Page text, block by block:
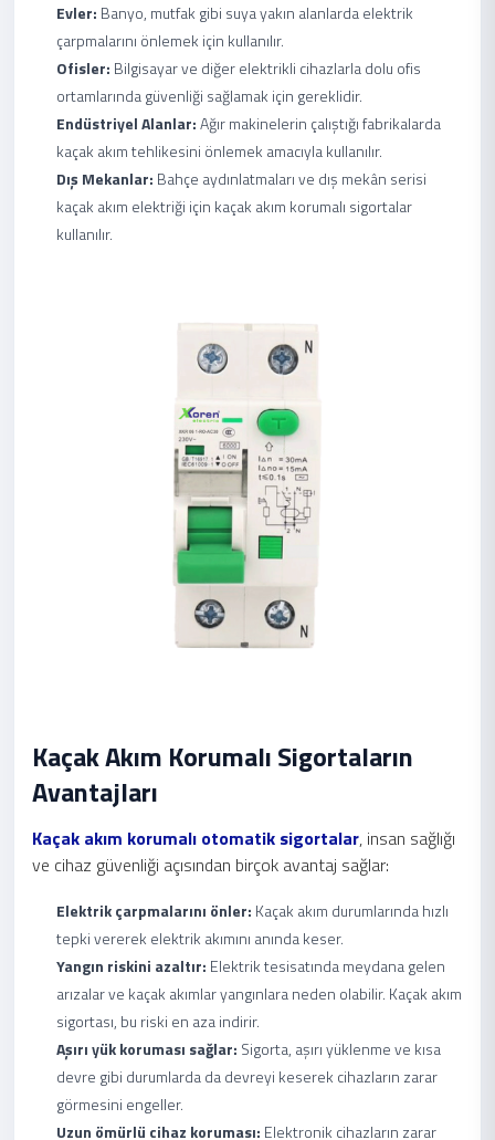
Evler: Banyo, mutfak gibi suya yakın alanlarda elektrik
çarpmalarını önlemek için kullanılır.
Ofisler: Bilgisayar ve diğer elektrikli cihazlarla dolu ofis
ortamlarında güvenliği sağlamak için gereklidir.
Endüstriyel Alanlar:Ağır makinelerin çalıştığı fabrikalarda
kaçak akım tehlikesini önlemek amacıyla kullanılır.
Dış Mekanlar: Bahçe aydınlatmaları ve dış mekân serisi
kaçak akım elektriği için kaçak akım korumalı sigortalar
kullanılır.
Kaçak Akım Korumalı Sigortaların
Avantajları
Kaçak akım korumalı otomatik sigortalar, insan sağlığı
ve cihaz güvenliği açısından birçok avantaj sağlar:
Elektrik çarpmalarını önler: Kaçak akım durumlarında hızlı
tepki vererek elektrik akımını anında keser.
Yangın riskini azaltır: Elektrik tesisatında meydana gelen
arızalar ve kaçak akımlar yangınlara neden olabilir. Kaçak akım
sigortası, bu riski en aza indirir.
Aşırı yük koruması sağlar: Sigorta, aşırı yüklenme ve kısa
devre gibi durumlarda da devreyi keserek cihazların zarar
görmesini engeller.
Uzun ömürlü cihaz koruması: Elektronik cihazların zarar